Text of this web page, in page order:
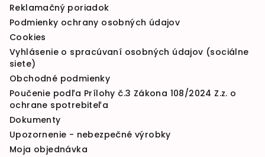
Reklamačný poriadok
Podmienky ochrany osobných údajov
Cookies
Vyhlásenie o spracúvaní osobných údajov (sociálne
siete)
Obchodné podmienky
Poučenie podľa Prílohy č.3 Zákona 108/2024 Z.z. o
ochrane spotrebiteľa
Dokumenty
Upozornenie - nebezpečné výrobky
Moja objednávka